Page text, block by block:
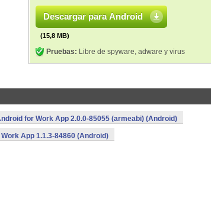
Descargar para Android
(15,8 MB)
Pruebas: Libre de spyware, adware y virus
for Work App 2.0.0-85055 (armeabi) (Android)
App 1.1.3-84860 (Android)